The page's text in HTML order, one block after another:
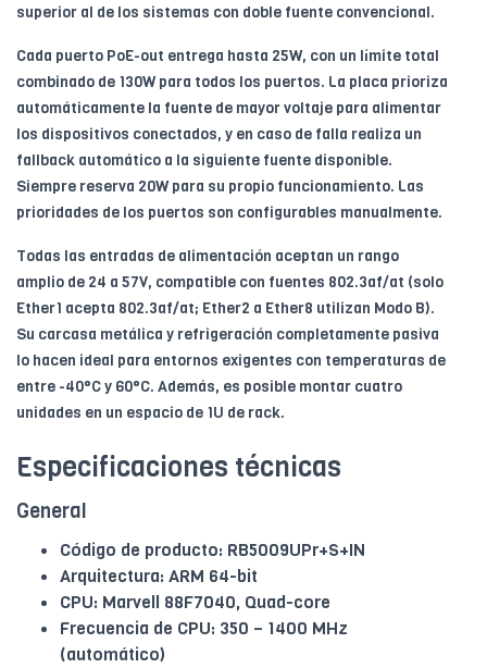
superior al de los sistemas con doble fuente convencional.
Cada puerto PoE-out entrega hasta 25W, con un límite total
combinado de 130W para todos los puertos. La placa prioriza
automáticamente la fuente de mayor voltaje para alimentar
los dispositivos conectados, y en caso de falla realiza un
fallback automático a la siguiente fuente disponible.
Siempre reserva 20W para su propio funcionamiento. Las
prioridades de los puertos son configurables manualmente.
Todas las entradas de alimentación aceptan un rango
amplio de 24 a 57V, compatible con fuentes 802.3af/at (solo
Ether1 acepta 802.3af/at; Ether2 a Ether8 utilizan Modo B).
Su carcasa metálica y refrigeración completamente pasiva
lo hacen ideal para entornos exigentes con temperaturas de
entre -40°C y 60°C. Además, es posible montar cuatro
unidades en un espacio de 1U de rack.
Especificaciones técnicas
General
Código de producto: RB5009UPr+S+IN
Arquitectura: ARM 64-bit
CPU: Marvell 88F7040, Quad-core
Frecuencia de CPU: 350 – 1400 MHz
(automático)